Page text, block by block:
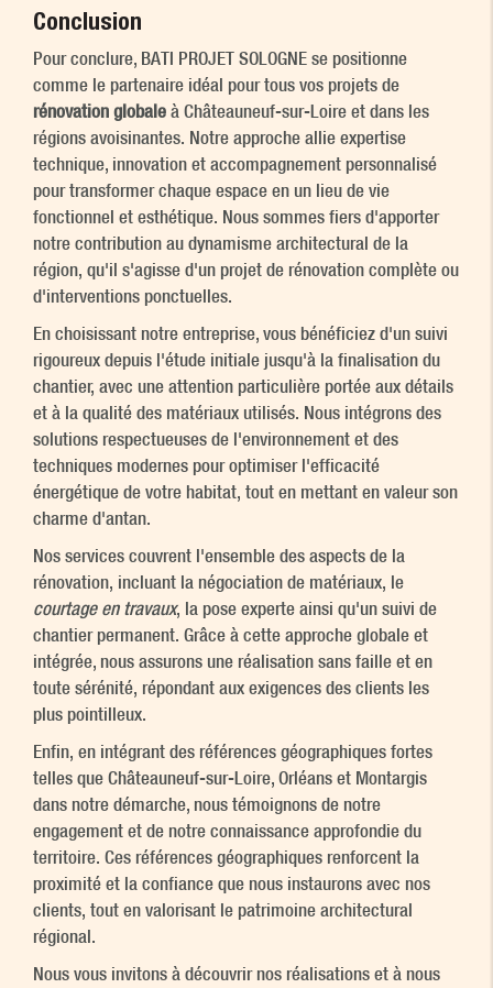
Conclusion
Pour conclure, BATI PROJET SOLOGNE se positionne
comme le partenaire idéal pour tous vos projets de
rénovation globale à Châteauneuf-sur-Loire et dans les
régions avoisinantes. Notre approche allie expertise
technique, innovation et accompagnement personnalisé
pour transformer chaque espace en un lieu de vie
fonctionnel et esthétique. Nous sommes fiers d'apporter
notre contribution au dynamisme architectural de la
région, qu'il s'agisse d'un projet de rénovation complète ou
d'interventions ponctuelles.
En choisissant notre entreprise, vous bénéficiez d'un suivi
rigoureux depuis l'étude initiale jusqu'à la finalisation du
chantier, avec une attention particulière portée aux détails
et à la qualité des matériaux utilisés. Nous intégrons des
solutions respectueuses de l'environnement et des
techniques modernes pour optimiser l'efficacité
énergétique de votre habitat, tout en mettant en valeur son
charme d'antan.
Nos services couvrent l'ensemble des aspects de la
rénovation, incluant la négociation de matériaux, le
courtage en travaux, la pose experte ainsi qu'un suivi de
chantier permanent. Grâce à cette approche globale et
intégrée, nous assurons une réalisation sans faille et en
toute sérénité, répondant aux exigences des clients les
plus pointilleux.
Enfin, en intégrant des références géographiques fortes
telles que Châteauneuf-sur-Loire, Orléans et Montargis
dans notre démarche, nous témoignons de notre
engagement et de notre connaissance approfondie du
territoire. Ces références géographiques renforcent la
proximité et la confiance que nous instaurons avec nos
clients, tout en valorisant le patrimoine architectural
régional.
Nous vous invitons à découvrir nos réalisations et à nous